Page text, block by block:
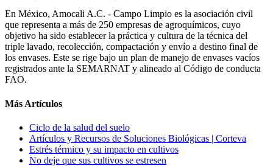
En México, Amocali A.C. - Campo Limpio es la asociación civil
que representa a más de 250 empresas de agroquímicos, cuyo
objetivo ha sido establecer la práctica y cultura de la técnica del
triple lavado, recolección, compactación y envío a destino final de
los envases. Este se rige bajo un plan de manejo de envases vacíos
registrados ante la SEMARNAT y alineado al Código de conducta
FAO.
Más Artículos
Ciclo de la salud del suelo
Artículos y Recursos de Soluciones Biológicas | Corteva
Estrés térmico y su impacto en cultivos
No deje que sus cultivos se estresen